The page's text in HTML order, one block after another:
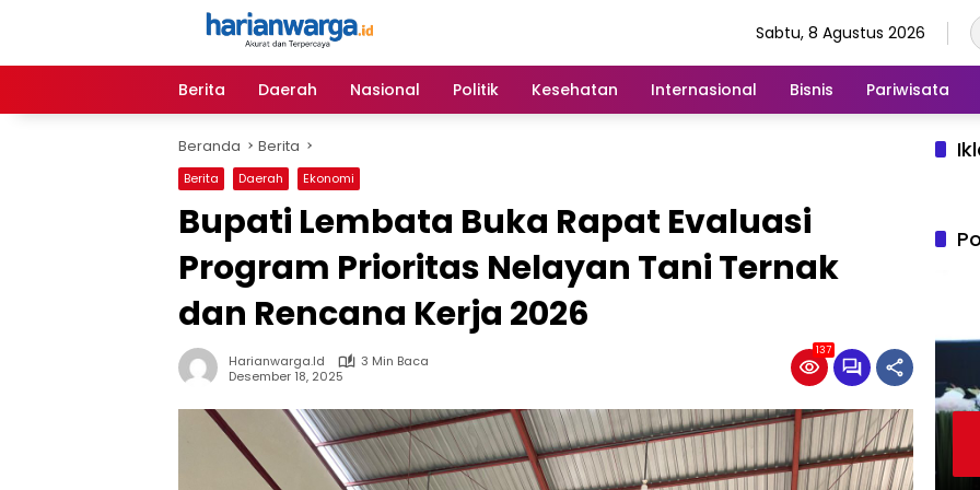
Sabtu, 8 Agustus 2026
Berita Daerah Nasional Politik Kesehatan Internasional Bisnis Pariwisata
Beranda Berita
Berita Daerah Ekonomi
Bupati Lembata Buka Rapat Evaluasi
Program Prioritas Nelayan Tani Ternak
dan Rencana Kerja 2026
Harianwarga.id
3 Min Baca
Desember 18, 2025
137